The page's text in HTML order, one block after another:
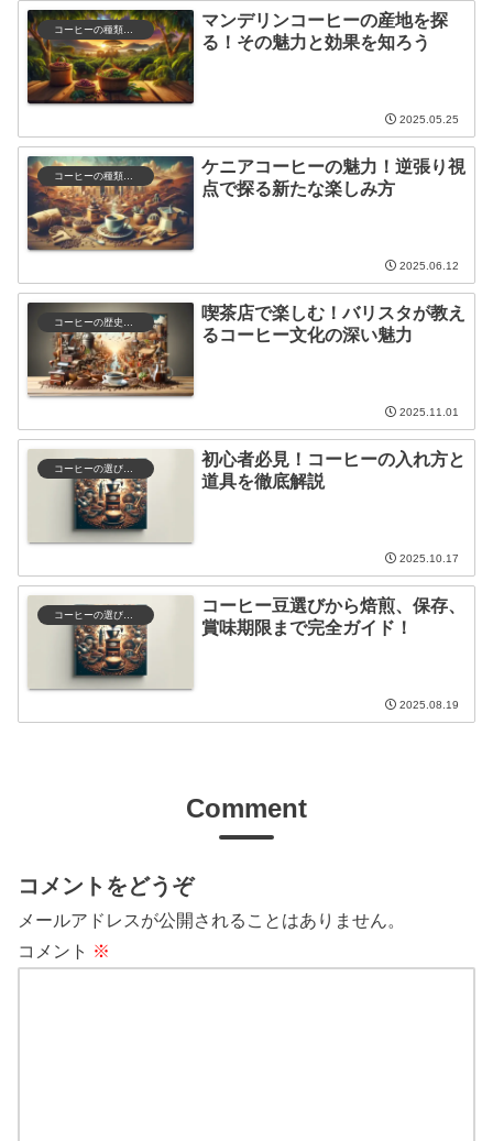
マンデリンコーヒーの産地を探
る！その魅力と効果を知ろう
2025.05.25
ケニアコーヒーの魅力！逆張り視
点で探る新たな楽しみ方
2025.06.12
コーヒーの歴史と文化
喫茶店で楽しむ！バリスタが教え
るコーヒー文化の深い魅力
2025.11.01
コーヒーの選び方と保存
初心者必見！コーヒーの入れ方と
道具を徹底解説
2025.10.17
コーヒーの選び方と保存
コーヒー豆選びから焙煎、保存、
賞味期限まで完全ガイド！
2025.08.19
Comment
コメントをどうぞ
メールアドレスが公開されることはありません。
コメント ※